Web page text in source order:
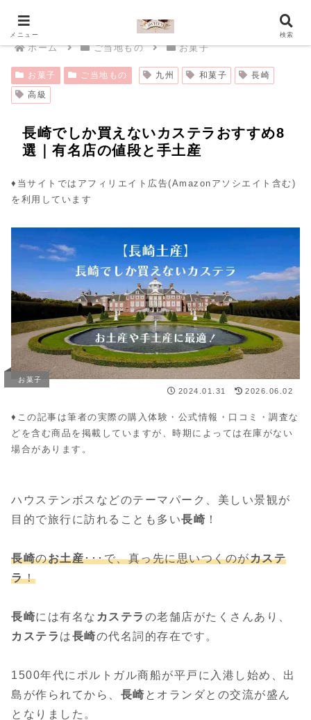
ホーム ご当地もの お菓子
お菓子 ご当地もの 九州 和菓子
長崎
高級
長崎でしか買えないカステラおすすめ8
選｜有名店の値段と手土産
♦︎当サイトではアフィリエイト広告(Amazonアソシエイト含む)
を利用しています
お菓子
2024.01.31 2026.06.02
♦︎この記事は筆者の実際の購入体験・公式情報・口コミ・調査な
どを含む商品を掲載していますが、時期によっては在庫がない
場合があります。
ハウステンボスなどのテーマパーク、美しい景観が
目的で旅行に訪れることも多い長崎 ！
長崎のお土産･･･で、真っ先に思いつくのがカステ
ラ！
長崎には有名な カステラ の老舗店がたくさんあり、
カステラ は長崎の代名詞的存在です。
1500年代にポルトガル商船が平戸に入港し始め、出
島が作られてから、 長崎 とオランダとの交流が盛ん
となりました。
メニュー 検索